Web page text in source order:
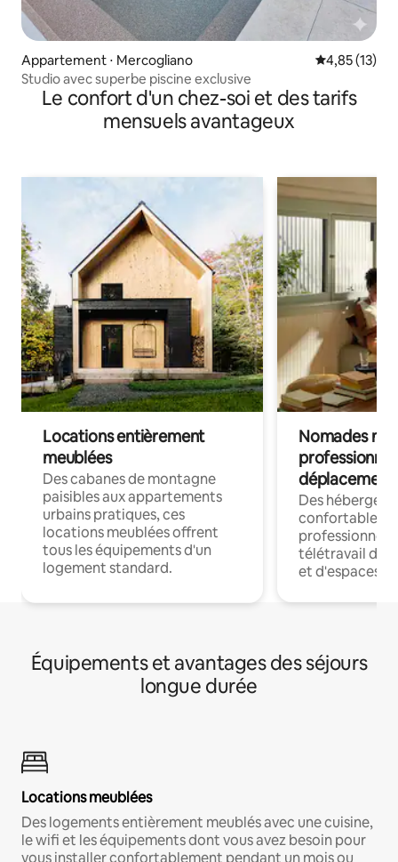
Appartement ⋅ Mercogliano Évaluation
4,85 (13)
Studio avec superbe piscine exclusive
Le confort d'un chez-soi et des tarifs
mensuels avantageux
Locations entièrement
meublées
Des cabanes de montagne
paisibles aux appartements
urbains pratiques, ces
locations meublées offrent
tous les équipements d'un
logement standard.
Nomades
déplacement
Des
confortables
professionnels
télétravail
et d'espaces
Équipements et avantages des séjours
longue durée
Locations meublées
Des logements entièrement meublés avec une cuisine,
le wifi et les équipements dont vous avez besoin pour
vous installer confortablement pendant un mois ou